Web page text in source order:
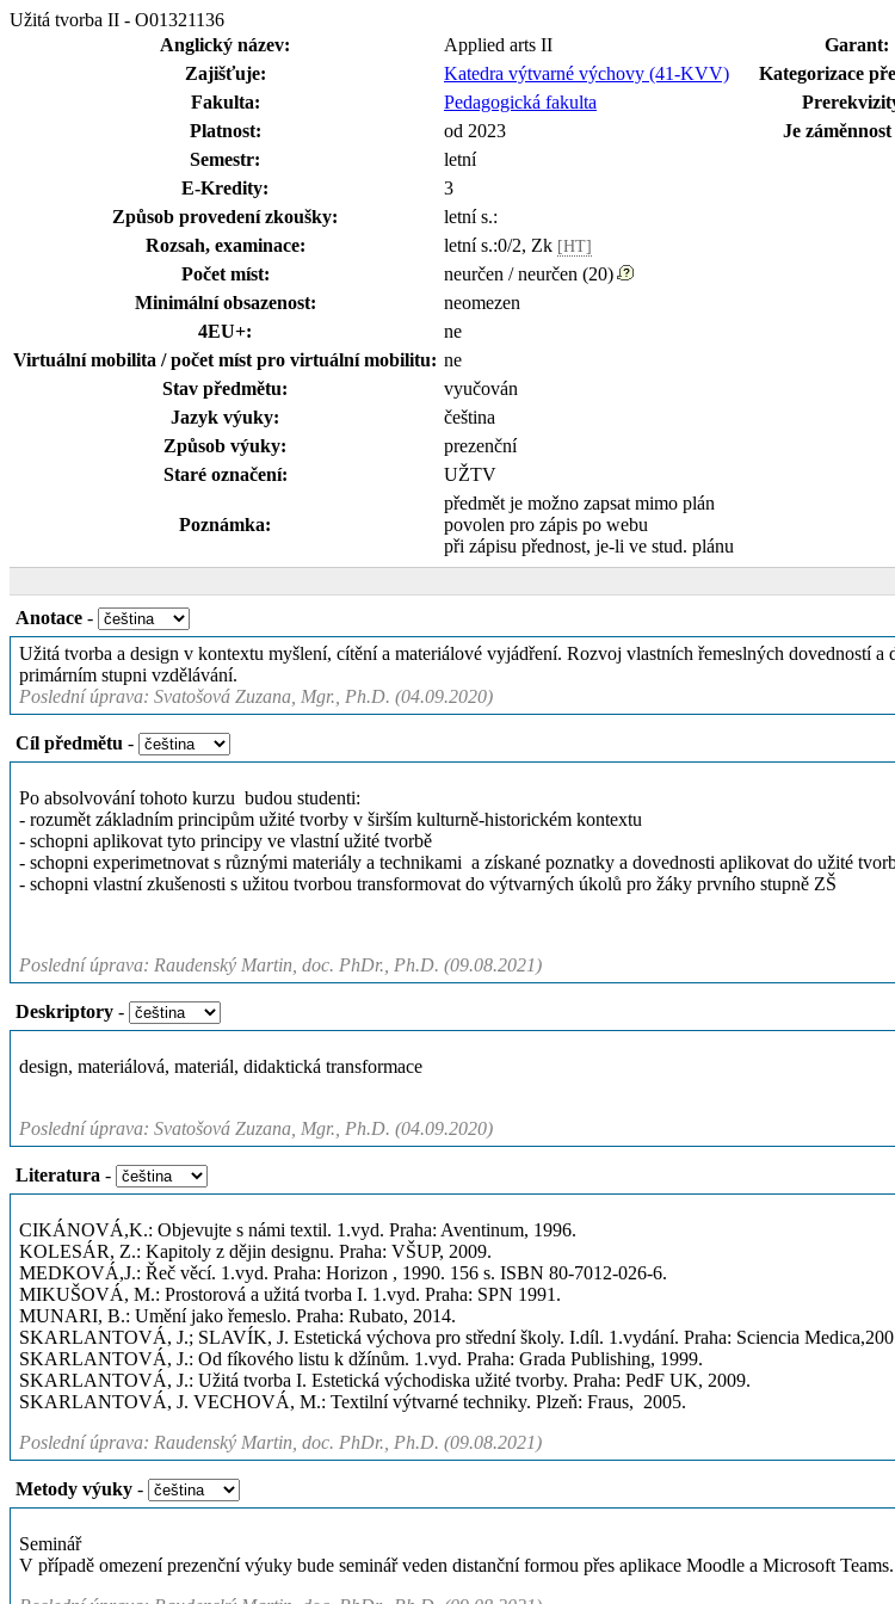
Užitá tvorba II - O01321136
Anglický název:
Applied arts II
Zajišťuje:
Katedra výtvarné výchovy (41-KVV)
Fakulta:
Pedagogická fakulta
Platnost:
od 2023
Semestr:
letní
E-Kredity:
3
Způsob provedení zkoušky:
letní s.:
Rozsah, examinace:
letní s.:0/2, Zk [HT]
Počet míst:
neurčen / neurčen (20)
Minimální obsazenost:
neomezen
4EU+:
ne
Virtuální mobilita / počet míst pro virtuální mobilitu: ne
Stav předmětu:
vyučován
Jazyk výuky:
čeština
Způsob výuky:
prezenční
Staré označení:
UŽTV
Poznámka:
předmět je možno zapsat mimo plán
povolen pro zápis po webu
při zápisu přednost, je-li ve stud. plánu
Garant:
Kategorizace
Je
Anotace -
Užitá tvorba a design v kontextu myšlení, cítění a materiálové vyjádření. Rozvoj vlastních řemeslných dovedností
primárním stupni vzdělávání.
Poslední úprava: Svatošová Zuzana, Mgr., Ph.D. (04.09.2020)
Cíl předmětu -
Po absolvování tohoto kurzu budou studenti:
- rozumět základním principům užité tvorby v širším kulturně-historickém kontextu
- schopni aplikovat tyto principy ve vlastní užité tvorbě
- schopni experimetnovat s různými materiály a technikami a získané poznatky a dovednosti aplikovat do užité
- schopni vlastní zkušenosti s užitou tvorbou transformovat do výtvarných úkolů pro žáky prvního stupně ZŠ
Poslední úprava: Raudenský Martin, doc. PhDr., Ph.D. (09.08.2021)
Deskriptory -
design, materiálová, materiál, didaktická transformace
Poslední úprava: Svatošová Zuzana, Mgr., Ph.D. (04.09.2020)
Literatura -
CIKÁNOVÁ,K.: Objevujte s námi textil. 1.vyd. Praha: Aventinum, 1996.
KOLESÁR, Z.: Kapitoly z dějin designu. Praha: VŠUP, 2009.
MEDKOVÁ,J.: Řeč věcí. 1.vyd. Praha: Horizon , 1990. 156 s. ISBN 80-7012-026-6.
MIKUŠOVÁ, M.: Prostorová a užitá tvorba I. 1.vyd. Praha: SPN 1991.
MUNARI, B.: Umění jako řemeslo. Praha: Rubato, 2014.
SKARLANTOVÁ, J.; SLAVÍK, J. Estetická výchova pro střední školy. I.díl. 1.vydání. Praha: Sciencia
SKARLANTOVÁ, J.: Od fíkového listu k džínům. 1.vyd. Praha: Grada Publishing, 1999.
SKARLANTOVÁ, J.: Užitá tvorba I. Estetická východiska užité tvorby. Praha: PedF UK, 2009.
SKARLANTOVÁ, J. VECHOVÁ, M.: Textilní výtvarné techniky. Plzeň: Fraus, 2005.
Poslední úprava: Raudenský Martin, doc. PhDr., Ph.D. (09.08.2021)
Metody výuky -
Seminář
V případě omezení prezenční výuky bude seminář veden distanční formou přes aplikace Moodle a Microsoft Teams.